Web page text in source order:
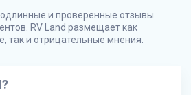
и проверенные отзывы
RV Land размещает как
так и отрицательные мнения.